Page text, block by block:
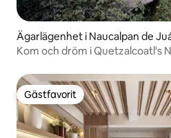
Ägarlägenhet i Naucalpan de
Kom och dröm i Quetzalcoatl's
Gästfavorit
Gästfavorit